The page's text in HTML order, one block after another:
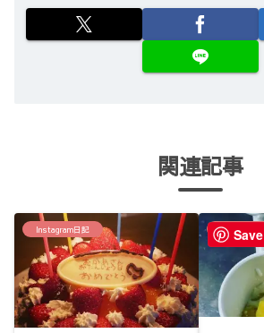
関連記事
Instagram日記 健康と美容
Save